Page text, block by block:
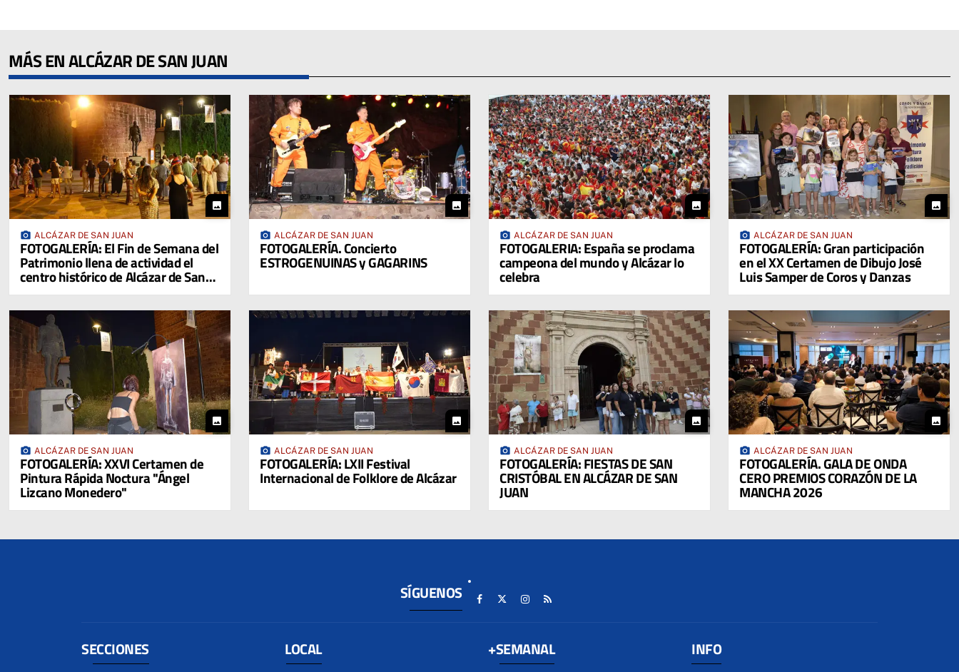
MÁS EN ALCÁZAR DE SAN JUAN
photo
photo_camera ALCÁZAR DE SAN JUAN
FOTOGALERÍA: El Fin de Semana del
Patrimonio llena de actividad el
centro histórico de Alcázar de San
Juan
photo
photo_camera ALCÁZAR DE SAN JUAN
FOTOGALERÍA. Concierto
ESTROGENUINAS y GAGARINS
photo
photo_camera ALCÁZAR DE SAN JUAN
FOTOGALERIA: España se proclama
campeona del mundo y Alcázar lo
celebra
photo
photo_camera ALCÁZAR DE SAN JUAN
FOTOGALERÍA: Gran participación
en el XX Certamen de Dibujo José
Luis Samper de Coros y Danzas
photo
photo_camera ALCÁZAR DE SAN JUAN
FOTOGALERÍA: XXVI Certamen de
Pintura Rápida Noctura "Ángel
Lizcano Monedero"
photo
photo_camera ALCÁZAR DE SAN JUAN
FOTOGALERÍA: LXII Festival
Internacional de Folklore de Alcázar
photo
photo_camera ALCÁZAR DE SAN JUAN
FOTOGALERÍA: FIESTAS DE SAN
CRISTÓBAL EN ALCÁZAR DE SAN
JUAN
photo
photo_camera ALCÁZAR DE SAN JUAN
FOTOGALERÍA. GALA DE ONDA
CERO PREMIOS CORAZÓN DE LA
MANCHA 2026
SÍGUENOS
SECCIONES LOCAL +SEMANAL INFO